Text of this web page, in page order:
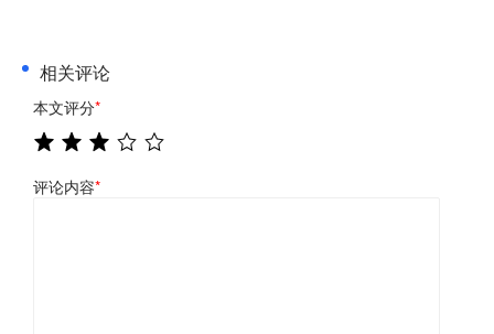
相关评论
本文评分*
评论内容*